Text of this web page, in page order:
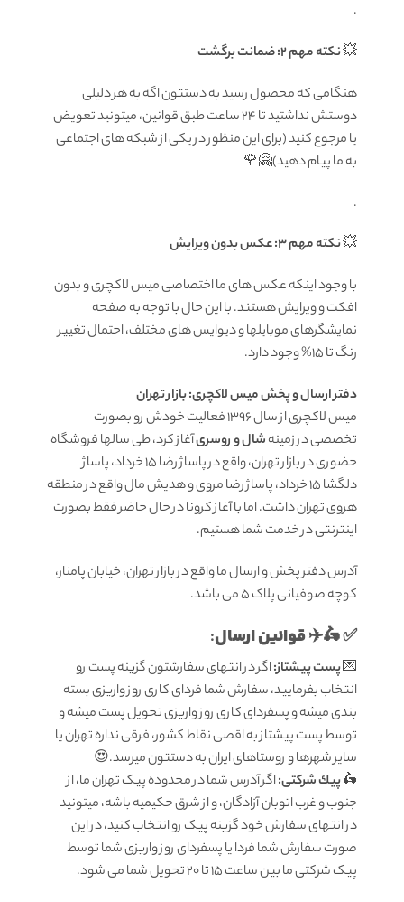
.
💥نکته مهم 2: ضمانت برگشت
هنگامی که محصول رسید به دستتون اگه به هر دلیلی
دوستش نداشتید تا ۲۴ ساعت طبق قوانین، میتونید تعویض
یا مرجوع کنید (برای این منظور در یکی از شبکه های اجتماعی
به ما پیام دهید)🤗🌹
.
💥نکته مهم 3: عکس بدون ویرایش
با وجود اینکه عکس های ما اختصاصی میس لاکچری و بدون
افکت و ویرایش هستند. با این حال با توجه به صفحه
نمایشگرهای موبایلها و دیوایس های مختلف، احتمال تغییر
رنگ تا 15% وجود دارد.
دفتر ارسال و پخش میس لاکچری: بازار تهران
میس لاکچری از سال 1396 فعالیت خودش رو بصورت
تخصصی در زمینهشال و روسریآغاز کرد، طی سالها فروشگاه
حضوری در بازار تهران، واقع در پاساژ رضا 15 خرداد، پاساژ
دلگشا 15 خرداد، پاساژ رضا مروی و هدیش مال واقع در منطقه
هروی تهران داشت. اما با آغاز کرونا در حال حاضر فقط بصورت
اینترنتی در خدمت شما هستیم.
آدرس دفتر پخش و ارسال ما واقع در بازار تهران، خیابان پامنار،
کوچه صوفیانی پلاک 5 می باشد.
✅ 🛵✈️قوانين ارسال:
💌پست پیشتاز:اگر در انتهای سفارشتون گزینه پست رو
انتخاب بفرمایید، سفارش شما فردای کاری روز واریزی بسته
بندی میشه و پسفردای کاری روز واریزی تحویل پست میشه و
توسط پست پیشتاز به اقصی نقاط کشور، فرقی نداره تهران یا
سایر شهرها و روستاهای ایران به دستتون میرسد.😍
🛵پيك شرکتی:اگر آدرس شما در محدوده پیک تهران ما، از
جنوب و غرب اتوبان آزادگان، و از شرق حکیمیه باشه، میتونید
در انتهای سفارش خود گزینه پیک رو انتخاب کنید، در این
صورت سفارش شما فردا یا پسفردای روز واريزى شما توسط
پیک شرکتی ما بين ساعت ۱۵ تا ٢٠ تحويل شما مى شود.